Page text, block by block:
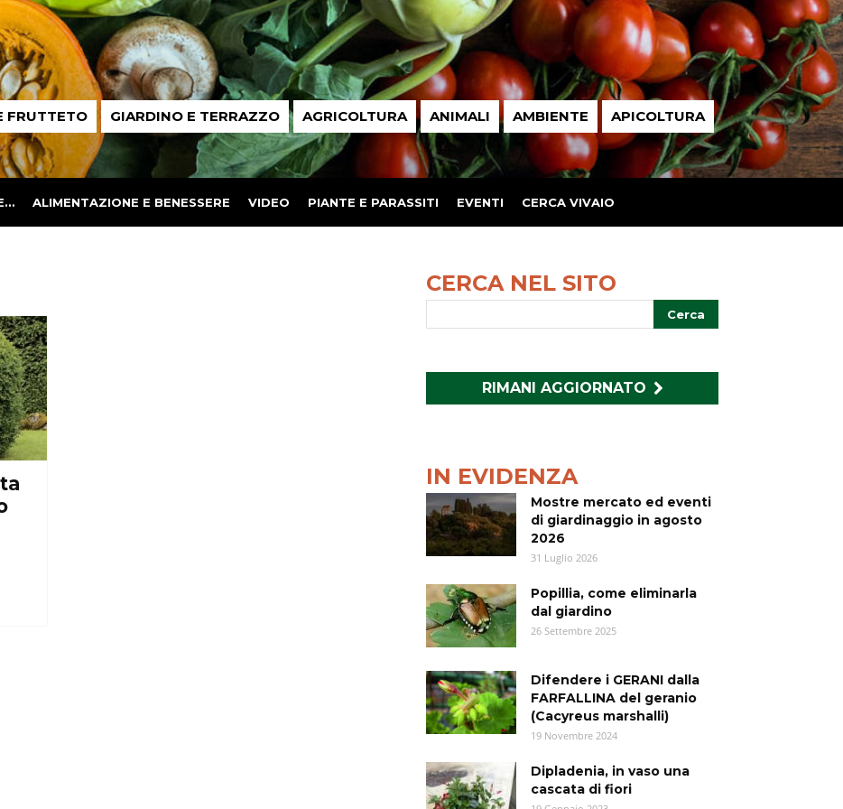
FRUTTETO GIARDINO E TERRAZZO AGRICOLTURA ANIMALI AMBIENTE APICOLTURA
ALIMENTAZIONE E BENESSERE VIDEO PIANTE E PARASSITI EVENTI CERCA VIVAIO
CERCA NEL SITO
RIMANI AGGIORNATO
IN EVIDENZA
Mostre mercato ed eventi
di giardinaggio in agosto
2026
31 Luglio 2026
Popillia, come eliminarla
dal giardino
26 Settembre 2025
Difendere i GERANI dalla
FARFALLINA del geranio
(Cacyreus marshalli)
19 Novembre 2024
Dipladenia, in vaso una
cascata di fiori